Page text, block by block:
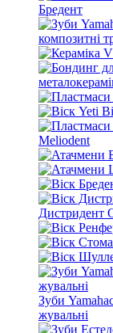
Бредент
композитні
Meliodent
Дистридент
Зуби
жувальні